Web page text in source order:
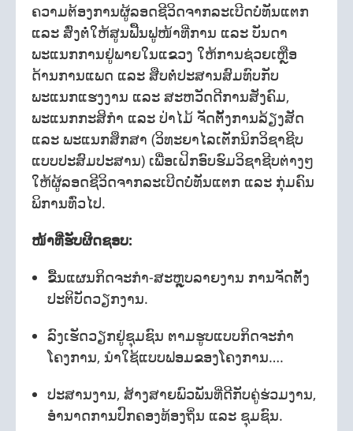
ຄວາມຕ້ອງການຜູ້ລອດຊີວິດຈາກລະເບີດບໍ່ທັນແຕກ
ແລະ ສົ່ງຕໍ່ໃຫ້ສູນຟື້ນຟູໜ້າທີ່ການ ແລະ ບັນດາ
ພະແນກການຢູ່ພາຍໃນແຂວງ ໃຫ້ການຊ່ວຍເຫຼືອ
ດ້ານການແພດ ແລະ ສືບຕໍ່ປະສານສົມທົບກັບ
ພະແນກແຮງງານ ແລະ ສະຫວັດດີການສັງຄົມ,
ພະແນກກະສິກຳ ແລະ ປ່າໄມ້ ຈັດຕັ້ງການລ້ຽງສັດ
ແລະ ພະແນກສຶກສາ (ວິທະຍາໄລເຕັກນິກວິຊາຊີບ
ແບບປະສົມປະສານ) ເພື່ອເຝິກອົບຮົມວິຊາຊີບຕ່າງໆ
ໃຫ້ຜູ້ລອດຊີວິດຈາກລະເບີດບໍ່ທັນແຕກ ແລະ ກຸ່ມຄົນ
ພິການທົ່ວໄປ.
ໜ້າທີ່ຮັບຜິດຊອບ:
ຂື້ນແຜນກິດຈະກຳ-ສະຫຼຸບລາຍງານ ການຈັດຕັ້ງ
ປະຕິບັດວຽກງານ.
ລົງເຮັດວຽກຢູ່ຊຸມຊົນ ຕາມຮູບແບບກິດຈະກຳ
ໂຄງການ, ນໍາໃຊ້ແບບຟອມຂອງໂຄງການ….
ປະສານງານ, ສ້າງສາຍພົວພັນທີ່ດີກັບຄູ່ຮ່ວມງານ,
ອຳນາດການປົກຄອງທ້ອງຖິ່ນ ແລະ ຊຸມຊົນ.